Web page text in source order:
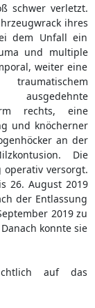
schwer verletzt.
ihres
dem Unfall ein
und multiple
weiter eine
ausgedehnte
rechts, eine
und knöcherner
an der
Die
operativ versorgt.
26. August 2019
der Entlassung
2019 zu
konnte sie
auf das